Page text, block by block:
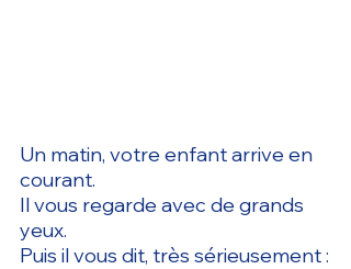
Un matin, votre enfant arrive en
courant.
Il vous regarde avec de grands
yeux.
Puis il vous dit, très sérieusement :